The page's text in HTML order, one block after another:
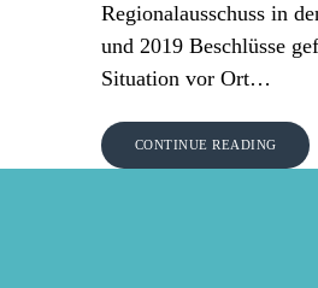
Regionalausschuss in
und 2019 Beschlüsse
Situation vor Ort…
CONTINUE READING